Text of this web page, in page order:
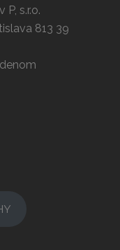
s.r.o.
813 39